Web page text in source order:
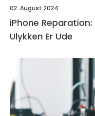
02. August 2024
iPhone
Ulykken Er Ude